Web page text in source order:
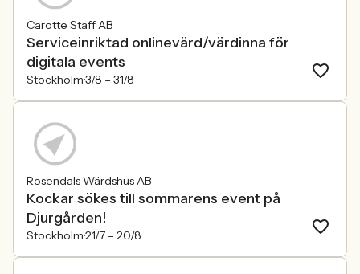
Carotte Staff AB
Serviceinriktad onlinevärd/värdinna för
digitala events
Stockholm3/8 – 31/8
Rosendals Wärdshus AB
Kockar sökes till sommarens event på
Djurgården!
Stockholm21/7 – 20/8